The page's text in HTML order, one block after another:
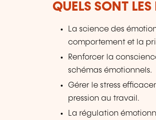
QUELS SONT
La science des
comportement et la
Renforcer la
schémas émotionnels.
Gérer le stress
pression au travail.
La régulation